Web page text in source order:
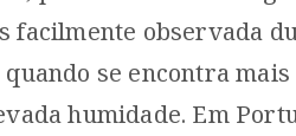
5
Última
Viana
facilmente observada
se encontra
humidade. Em